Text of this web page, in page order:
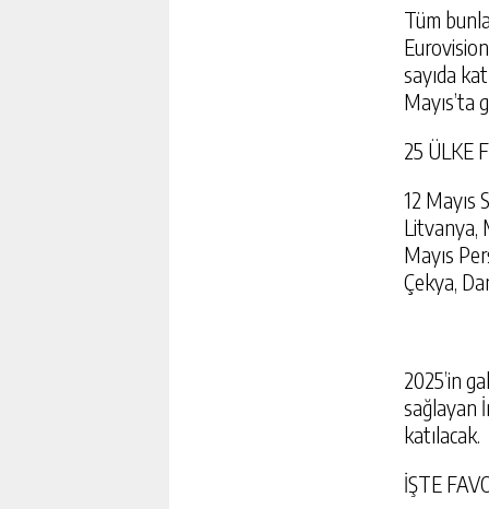
Tüm
Eurovision
sayıda
Mayıs’ta
25 ÜLKE
12 Mayıs
Litvanya,
Mayıs
Çekya,
2025’in
sağlayan
katılacak.
İŞTE
GÜNLÜK HABER
EĞLENCE SEKTÖRÜNÜN
ARASINDAKI ANLAŞMA
ILKE IMZA ATIYOR